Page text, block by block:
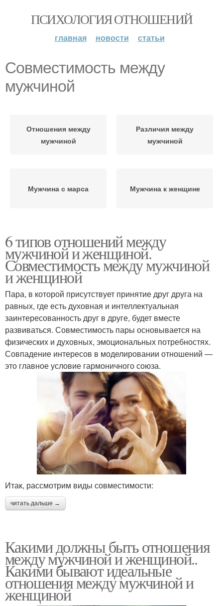
ПСИХОЛОГИЯ ОТНОШЕНИЙ
главная новости статьи
Совместимость между
мужчиной
Отношения между
мужчиной
Различия между
мужчиной
Мужчина с марса Мужчина к женщине
6 типов отношений между
мужчиной и женщиной.
Совместимость между мужчиной
и женщиной
Пара, в которой присутствует принятие друг друга на
равных, где есть духовная и интеллектуальная
заинтересованность друг в друге, будет вместе
развиваться. Совместимость пары основывается на
физических и духовных, эмоциональных потребностях.
Совпадение интересов в моделировании отношений —
это главное условие гармоничного союза.
Итак, рассмотрим виды совместимости:
читать дальше →
Какими должны быть отношения
между мужчиной и женщиной..
Какими бывают идеальные
отношения между мужчиной и
женщиной